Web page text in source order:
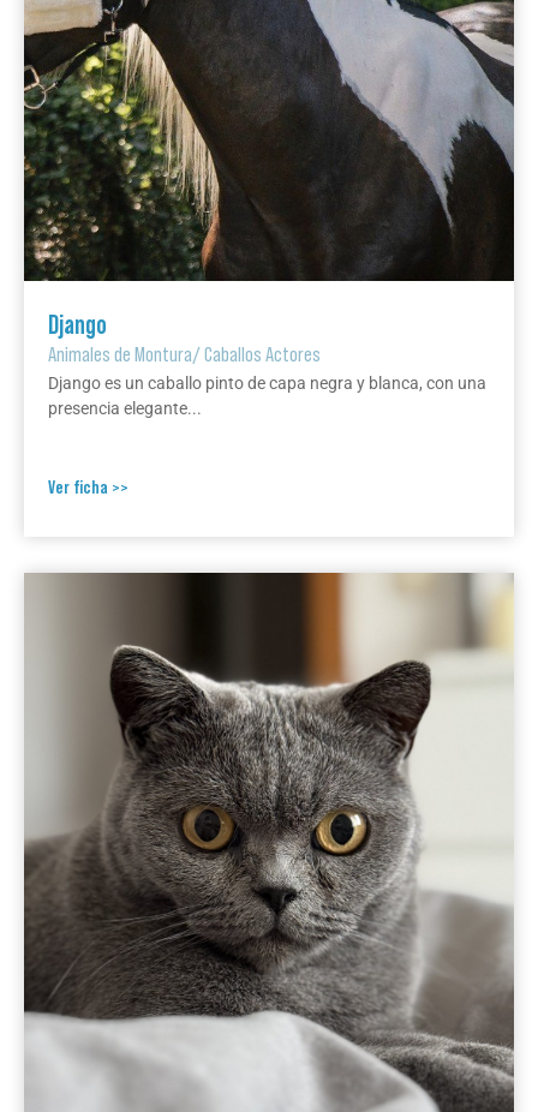
Django
Animales de Montura/Caballos Actores
Django es un caballo pinto de capa negra y blanca, con una
presencia elegante...
Ver ficha >>